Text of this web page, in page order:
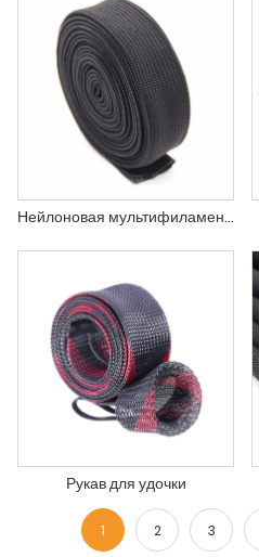
Нейлоновая мультифиламентная плетеная оплетка
Рукав для удочки
1 2 3